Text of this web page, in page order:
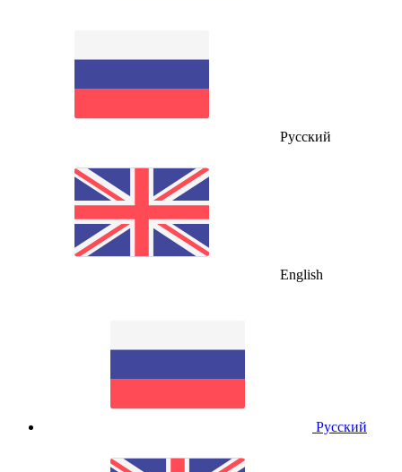
Русский
English
Русский